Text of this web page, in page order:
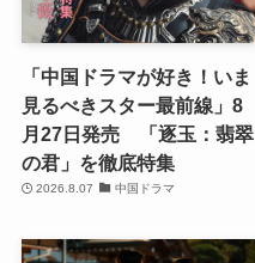
「中国ドラマが好き！いま
見るべきスター最前線」8
月27日発売 「逐玉：翡翠
の君」を徹底特集
2026.8.07 中国ドラマ